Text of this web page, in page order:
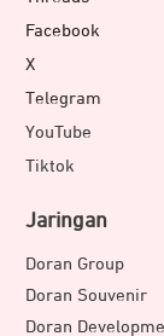
Facebook
X
Telegram
YouTube
Tiktok
Jaringan
Doran Group
Doran Souvenir
Doran